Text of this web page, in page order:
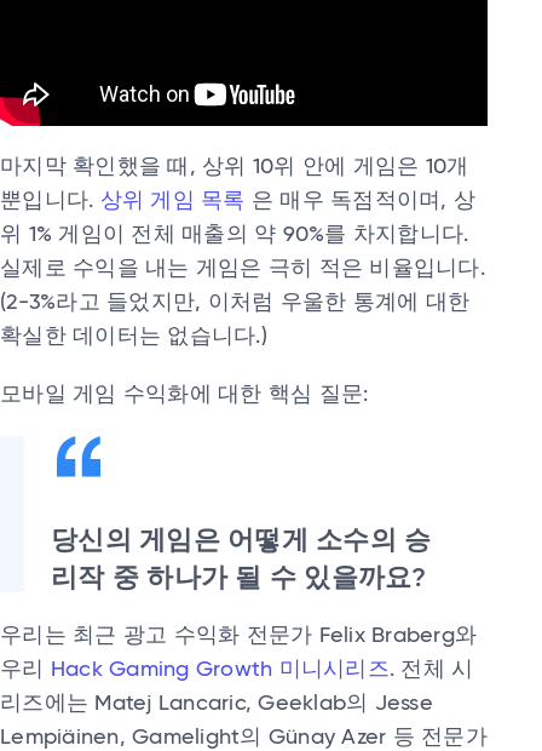
마지막 확인했을 때, 상위 10위 안에 게임은 10개
뿐입니다. 상위 게임 목록 은 매우 독점적이며, 상
위 1% 게임이 전체 매출의 약 90%를 차지합니다.
실제로 수익을 내는 게임은 극히 적은 비율입니다.
(2-3%라고 들었지만, 이처럼 우울한 통계에 대한
확실한 데이터는 없습니다.)
모바일 게임 수익화에 대한 핵심 질문:
당신의 게임은 어떻게 소수의 승
리작 중 하나가 될 수 있을까요?
우리는 최근 광고 수익화 전문가 Felix Braberg와
우리
Hack Gaming Growth 미니시리즈. 전체 시
리즈에는 Matej Lancaric, Geeklab의 Jesse
Lempiäinen, Gamelight의 Günay Azer 등 전문가